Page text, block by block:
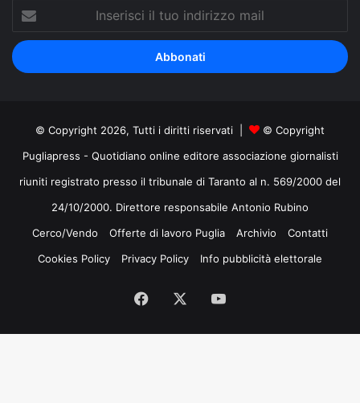
Inserisci
tuo
indirizzo
mail
© Copyright 2026, Tutti i diritti riservati |
© Copyright
Pugliapress - Quotidiano online editore associazione giornalisti
riuniti registrato presso il tribunale di Taranto al n. 569/2000 del
24/10/2000. Direttore responsabile Antonio Rubino
Cerco/Vendo
Offerte di lavoro Puglia Archivio
Contatti
Cookies Policy
Privacy Policy Info pubblicità elettorale
Facebook
Tube